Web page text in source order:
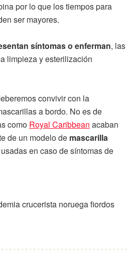
por lo que los tiempos para
ser mayores.
síntomas o enferman, las
limpieza y esterilización
convivir con la
a bordo. No es de
como Royal Caribbean acaban
de un modelo de mascarilla
en caso de síntomas de